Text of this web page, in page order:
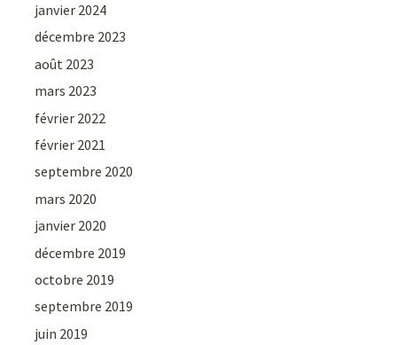
janvier 2024
décembre 2023
août 2023
mars 2023
février 2022
février 2021
septembre 2020
mars 2020
janvier 2020
décembre 2019
octobre 2019
septembre 2019
juin 2019